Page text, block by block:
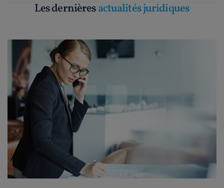
Les dernièresactualités juridiques